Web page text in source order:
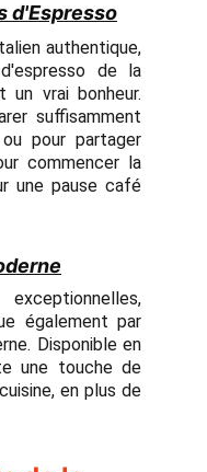
d'Espresso
authentique,
de la
vrai bonheur.
suffisamment
pour partager
commencer la
une pause café
également par
Disponible en
une touche de
en plus de